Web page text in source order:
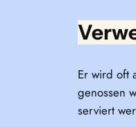
Er wird oft
genossen
serviert